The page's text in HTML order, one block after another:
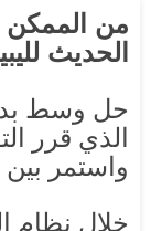
من الممكن
الحديث
حل وسط
الذي قرر
واستمر بين